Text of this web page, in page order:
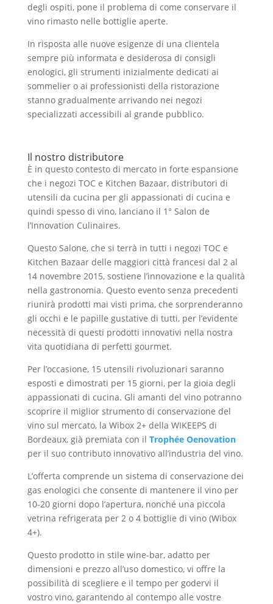
degli ospiti, pone il problema di come conservare il
vino rimasto nelle bottiglie aperte.
In risposta alle nuove esigenze di una clientela
sempre più informata e desiderosa di consigli
enologici, gli strumenti inizialmente dedicati ai
sommelier o ai professionisti della ristorazione
stanno gradualmente arrivando nei negozi
specializzati accessibili al grande pubblico.
Il nostro distributore
È in questo contesto di mercato in forte espansione
che i negozi TOC e Kitchen Bazaar, distributori di
utensili da cucina per gli appassionati di cucina e
quindi spesso di vino, lanciano il 1° Salon de
l’Innovation Culinaires.
Questo Salone, che si terrà in tutti i negozi TOC e
Kitchen Bazaar delle maggiori città francesi dal 2 al
14 novembre 2015, sostiene l’innovazione e la qualità
nella gastronomia. Questo evento senza precedenti
riunirà prodotti mai visti prima, che sorprenderanno
gli occhi e le papille gustative di tutti, per l’evidente
necessità di questi prodotti innovativi nella nostra
vita quotidiana di perfetti gourmet.
Per l’occasione, 15 utensili rivoluzionari saranno
esposti e dimostrati per 15 giorni, per la gioia degli
appassionati di cucina. Gli amanti del vino potranno
scoprire il miglior strumento di conservazione del
vino sul mercato, la Wibox 2+ della WIKEEPS di
Bordeaux, già premiata con il Trophée Oenovation
per il suo contributo innovativo all’industria del vino.
L’offerta comprende un sistema di conservazione dei
gas enologici che consente di mantenere il vino per
10-20 giorni dopo l’apertura, nonché una piccola
vetrina refrigerata per 2 o 4 bottiglie di vino (Wibox
4+).
Questo prodotto in stile wine-bar, adatto per
dimensioni e prezzo all’uso domestico, vi offre la
possibilità di scegliere e il tempo per godervi il
vostro vino, garantendo al contempo alle vostre